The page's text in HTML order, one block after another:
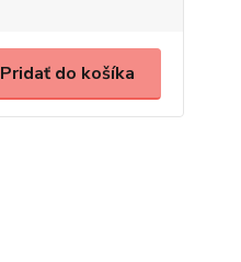
Pridať do košíka